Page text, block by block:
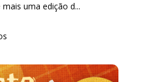
uma edição d...